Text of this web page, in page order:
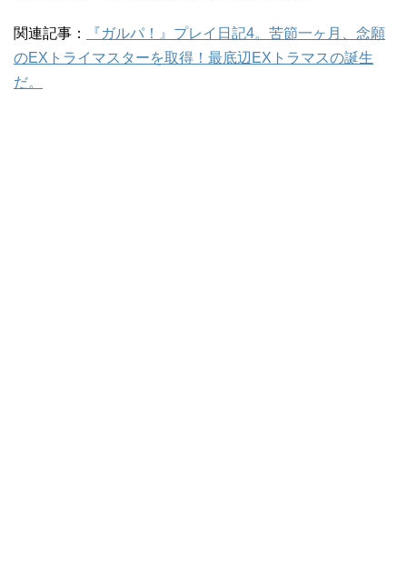
関連記事：
『ガルパ！』プレイ日記4。苦節一ヶ月、念願
のEXトライマスターを取得！最底辺EXトラマスの誕生
だ。